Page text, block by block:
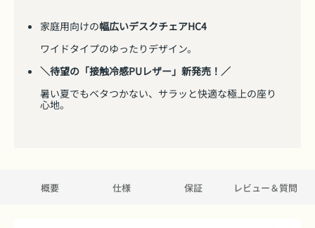
家庭用向けの幅広いデスクチェアHC4
ワイドタイプのゆったりデザイン。
＼待望の「接触冷感PUレザー」新発売！／
暑い夏でもベタつかない、サラッと快適な極上の座り
概要 仕様 保証 レビュー＆質問